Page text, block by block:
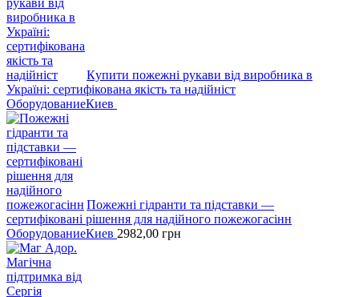
Кyпити пожежні рукави вiд виробника в
Україні: сертифікована якість та надійніст
ОборудованиеКиев
Пожежні гідранти тa підставки —
сертифіковані рішення для надійного пожежогасінн
ОборудованиеКиев 2982,00 грн